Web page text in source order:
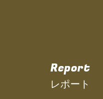
Report
レポート